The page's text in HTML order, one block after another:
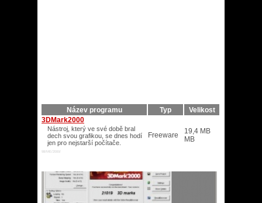
Název programu Typ
Velikost
3DMark2000
Nástroj, který ve své době bral
dech svou grafikou, se dnes hodí
jen pro nejstarší počítače.
98/ME/2000/
Freeware
19,4 MB
MB